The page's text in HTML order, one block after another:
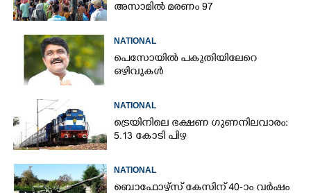
അസാമിൽ മരണം 97
NATIONAL
പെസോയിൽ പകുതിയിലേറെ
ഒഴിവുകൾ
NATIONAL
ട്രെയിനിലെ ഭക്ഷണ ഗുണനിലവാരം:
5.13 കോടി പിഴ
NATIONAL
ബൊഫോഴ്സ് കേസിന് 40-ാം വ‌ർഷം